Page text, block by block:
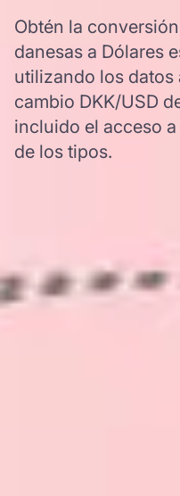
Obtén la
danesas a Dólares
utilizando los
cambio DKK/USD
incluido el acceso
de los tipos.